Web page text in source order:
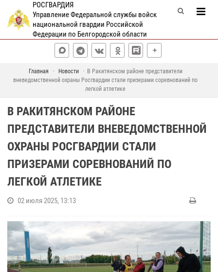
РОСГВАРДИЯ
Управление Федеральной службы войск
национальной гвардии Российской
Федерации по Белгородской области
Главная Новости
В Ракитянском районе представители
вневедомственной охраны Росгвардии стали призерами соревнований по
легкой атлетике
В РАКИТЯНСКОМ РАЙОНЕ
ПРЕДСТАВИТЕЛИ ВНЕВЕДОМСТВЕННОЙ
ОХРАНЫ РОСГВАРДИИ СТАЛИ
ПРИЗЕРАМИ СОРЕВНОВАНИЙ ПО
ЛЕГКОЙ АТЛЕТИКЕ
02 июля 2025, 13:13